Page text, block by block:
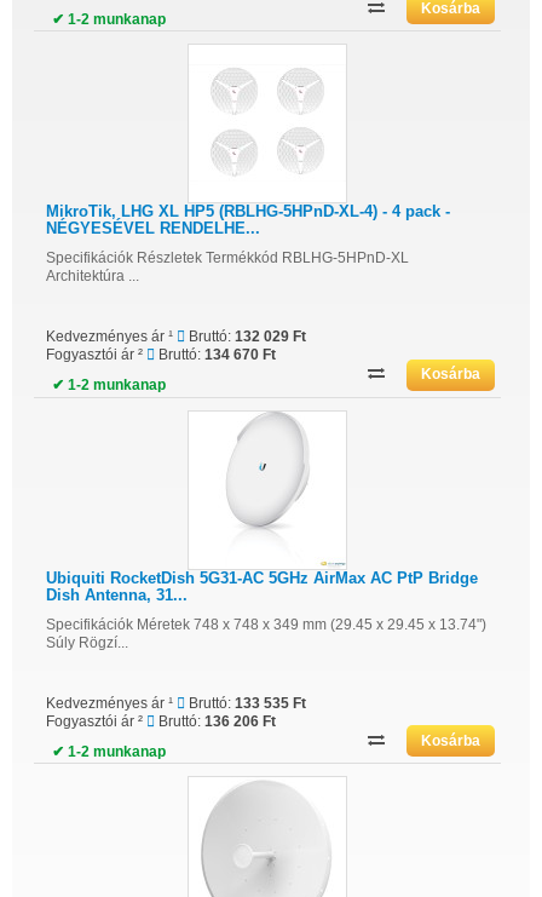
✔ 1-2 munkanap
MikroTik, LHG XL HP5 (RBLHG-5HPnD-XL-4) - 4 pack -
NÉGYESÉVEL RENDELHE...
Specifikációk Részletek Termékkód RBLHG-5HPnD-XL
Architektúra ...
Kedvezményes ár ¹ Bruttó: 132 029 Ft
Fogyasztói ár ²
Bruttó: 134 670 Ft
✔ 1-2 munkanap
Ubiquiti RocketDish 5G31-AC 5GHz AirMax AC PtP Bridge
Dish Antenna, 31...
Specifikációk Méretek 748 x 748 x 349 mm (29.45 x 29.45 x 13.74")
Súly Rögzí...
Kedvezményes ár ¹ Bruttó: 133 535 Ft
Fogyasztói ár ²
Bruttó: 136 206 Ft
✔ 1-2 munkanap